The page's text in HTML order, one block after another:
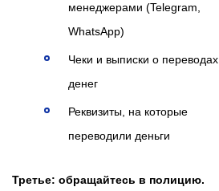
менеджерами (Telegram,
WhatsApp)
Чеки и выписки о переводах
денег
Реквизиты, на которые
переводили деньги
Третье: обращайтесь в полицию.